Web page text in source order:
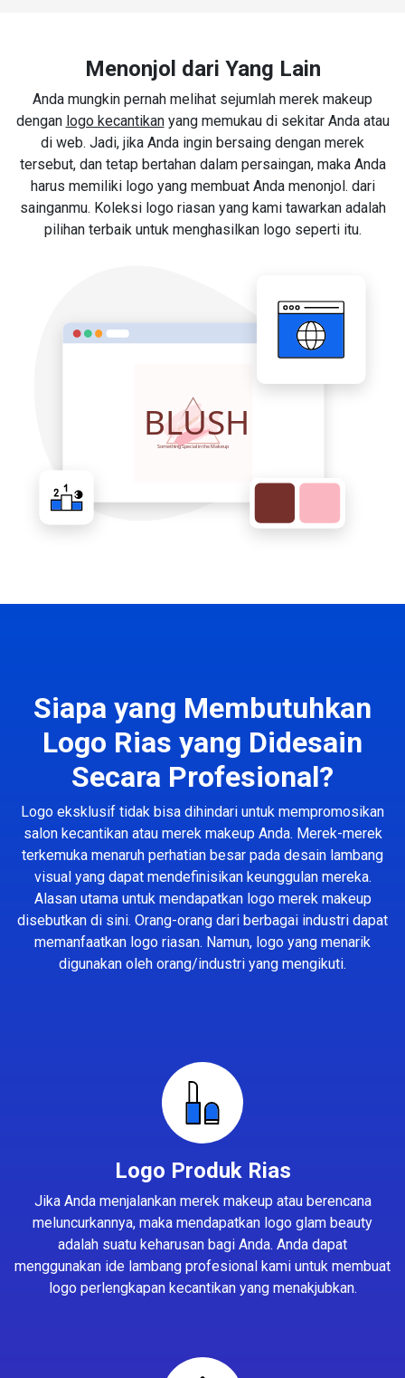
Menonjol dari Yang Lain
Anda mungkin pernah melihat sejumlah merek makeup
dengan logo kecantikanyang memukau di sekitar Anda atau
di web. Jadi, jika Anda ingin bersaing dengan merek
tersebut, dan tetap bertahan dalam persaingan, maka Anda
harus memiliki logo yang membuat Anda menonjol. dari
sainganmu. Koleksi logo riasan yang kami tawarkan adalah
pilihan terbaik untuk menghasilkan logo seperti itu.
Siapa yang Membutuhkan
Logo Rias yang Didesain
Secara Profesional?
Logo eksklusif tidak bisa dihindari untuk mempromosikan
salon kecantikan atau merek makeup Anda. Merek-merek
terkemuka menaruh perhatian besar pada desain lambang
visual yang dapat mendefinisikan keunggulan mereka.
Alasan utama untuk mendapatkan logo merek makeup
disebutkan di sini. Orang-orang dari berbagai industri dapat
memanfaatkan logo riasan. Namun, logo yang menarik
digunakan oleh orang/industri yang mengikuti.
Logo Produk Rias
Jika Anda menjalankan merek makeup atau berencana
meluncurkannya, maka mendapatkan logo glam beauty
adalah suatu keharusan bagi Anda. Anda dapat
menggunakan ide lambang profesional kami untuk membuat
logo perlengkapan kecantikan yang menakjubkan.